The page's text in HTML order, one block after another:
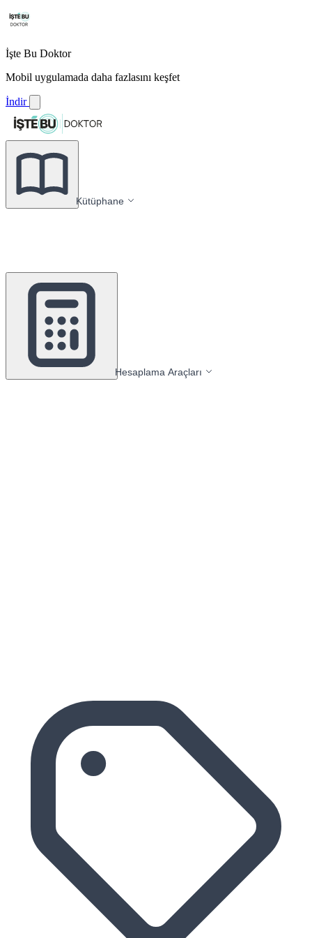
İşte Bu Doktor
Mobil uygulamada daha fazlasını keşfet
İndir
Kütüphane
Hesaplama Araçları